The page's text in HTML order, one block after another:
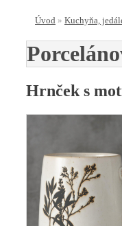
Úvod » Kuchyňa,
Hrnček s